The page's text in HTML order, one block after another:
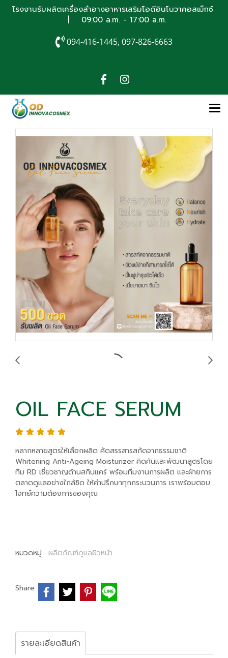
โรงงานรับผลิตเครื่องสำอางอาหารเสริมโอดีอินโนวาคอสเม็กซ์
| 09:00 a.m. - 17:00 a.m.
094-416-1445, 097-826-6663
OIL FACE SERUM
หลากหลายสูตรให้เลือกผลิต คัดสรรสารสกัดจากธรรมชาติ
Whitening Anti-Ageing Moisturizer คิดค้นและพัฒนาสูตรโดย
ทีม RD เชี่ยวชาญด้านสกินแคร์ พร้อมทีมงานการผลิต และฝ่ายการ
ตลาดดูแลอย่างใกล้ชิด ให้คำปรึกษาทุกกระบวนการ เราพร้อมตอบ
โจทย์ความต้องการของคุณ
หมวดหมู่ : ผลิตภัณฑ์ดูแลผิวหน้า
Share
รายละเอียดสินค้า